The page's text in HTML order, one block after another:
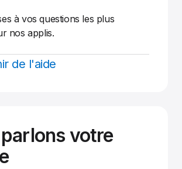
à vos questions les plus
nos applis.
de l'aide
votre